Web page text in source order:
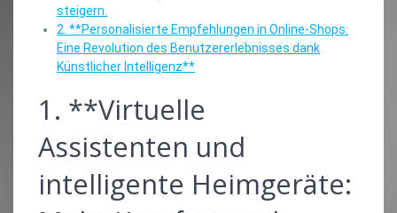
steigern.
2. **Personalisierte Empfehlungen in Online-Shops:
Eine Revolution des Benutzererlebnisses dank
Künstlicher Intelligenz**
1. **Virtuelle
Assistenten und
intelligente Heimgeräte: